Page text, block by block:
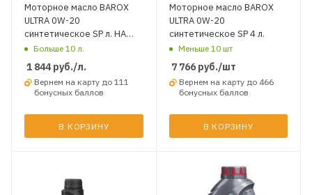
Моторное масло BAROX
ULTRA 0W-20
синтетическое SP л. НА
РАЗЛИВ
Больше 10 л.
1 844 руб./л.
Вернем на карту до 111
бонусных баллов
В КОРЗИНУ
Моторное масло BAROX
ULTRA 0W-20
синтетическое SP 4 л.
Меньше 10 шт
7 766руб./шт
Вернем на карту до 466
бонусных баллов
В КОРЗИНУ